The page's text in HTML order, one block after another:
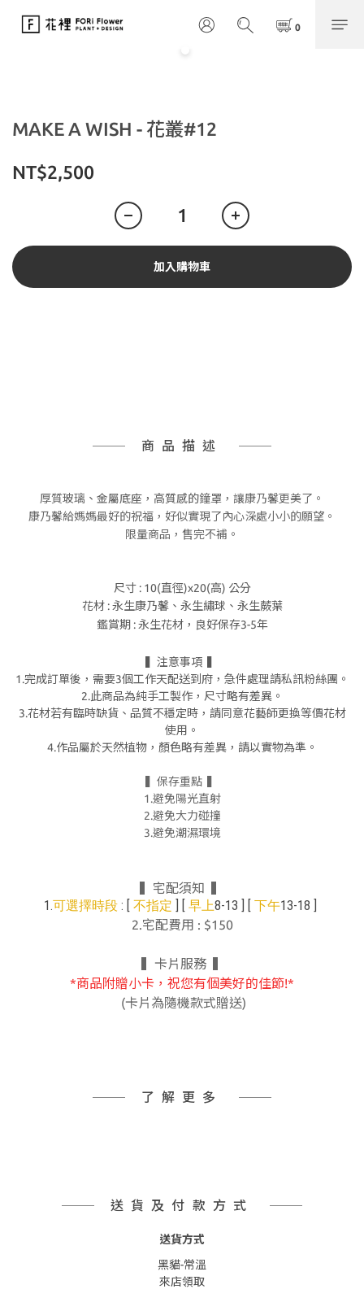
MAKE A WISH - 花叢#12
NT$2,500
加入購物車
商品描述
厚質玻璃 、金屬底座，高質感的鐘罩，讓康乃馨更美了。
康乃馨給媽媽最好的祝福，好似實現了內心深處小小的願望。
限量商品，售完不補。
尺寸 : 10(直徑)x20(高) 公分
花材 : 永生康乃馨、永生繡球、永生蕨葉
鑑賞期 : 永生花材，良好保存3-5年
▍注意事項 ▍
1.完成訂單後，需要3個工作天配送到府，急件處理請私訊粉絲團。
2.此商品為純手工製作，尺寸略有差異。
3.花材若有臨時缺貨、品質不穩定時，請同意花藝師更換等價花材
使用。
4.作品屬於天然植物，顏色略有差異，請以實物為準。
▍保存重點 ▍
1.避免陽光直射
2.避免大力碰撞
3.避免潮濕環境
▍宅配須知 ▍
1.可選擇時段 : [ 不指定 ] [ 早上8-13 ] [ 下午13-18 ]
2.宅配費用 : $150
▍卡片服務 ▍
*商品附贈小卡，祝您有個美好的佳節!*
(卡片為隨機款式贈送)
了解更多
送貨及付款方式
送貨方式
黑貓-常溫
來店領取